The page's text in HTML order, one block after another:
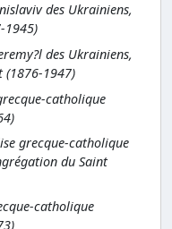
des Ukrainiens,
1945)
des Ukrainiens,
(1876-1947)
catholique
grecque-catholique
du Saint
catholique